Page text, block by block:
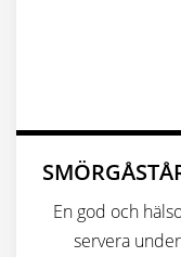
En god och
servera